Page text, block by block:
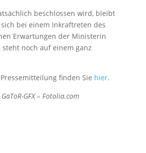
beschlossen wird, bleibt
bei einem Inkraftreten des
Erwartungen der Ministerin
noch auf einem ganz
finden Sie hier.
GFX – Fotolia.com